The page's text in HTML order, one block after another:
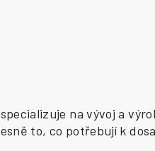
na vývoj a
to, co potřebují k